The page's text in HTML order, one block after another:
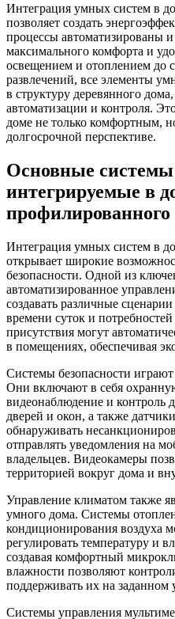
Интеграция умных систем в
позволяет создать
процессы автоматизированы
максимального комфорта и
освещением и отоплением до
развлечений, все элементы
в структуру деревянного
автоматизации и контроля.
доме не только комфортным,
долгосрочной перспективе.
Основные системы
интегрируемые в
профилированного
Интеграция умных систем в
открывает широкие
безопасности. Одной из
автоматизированное
создавать различные
времени суток и
присутствия могут
в помещениях, обеспечивая
Системы безопасности
Они включают в себя
видеонаблюдение и контроль
дверей и окон, а также
обнаруживать
отправлять уведомления на
владельцев. Видеокамеры
территорией вокруг дома и
Управление климатом также
умного дома. Системы
кондиционирования воздуха
регулировать температуру и
создавая комфортный
влажности позволяют
поддерживать их на заданном
Системы управления